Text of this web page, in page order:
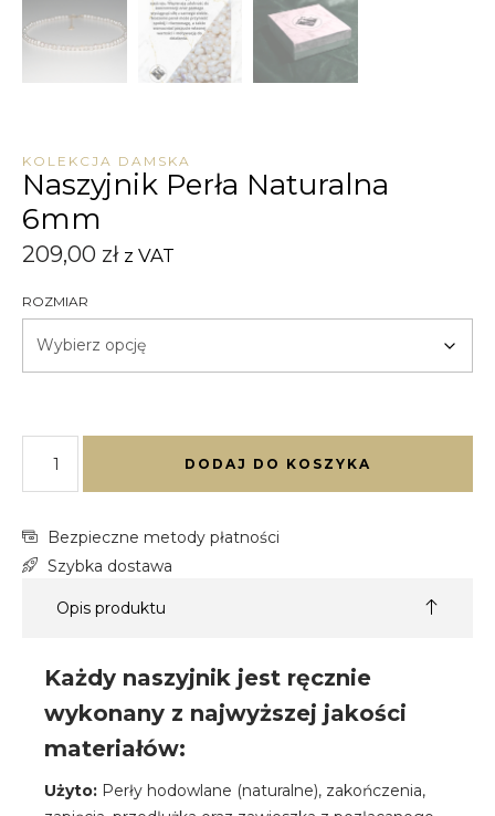
KOLEKCJA DAMSKA
Naszyjnik Perła Naturalna
6mm
209,00 zł z VAT
ROZMIAR
DODAJ DO KOSZYKA
Bezpieczne metody płatności
Szybka dostawa
Opis produktu
Każdy naszyjnik jest ręcznie
wykonany z najwyższej jakości
materiałów:
Użyto: Perły hodowlane (naturalne), zakończenia,